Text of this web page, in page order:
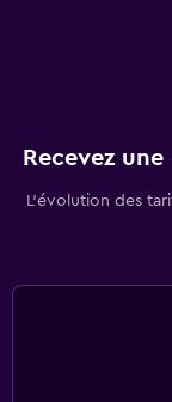
Recevez
L’évolution des